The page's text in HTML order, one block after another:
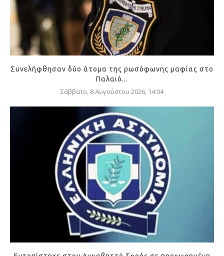
Συνελήφθησαν δύο άτομα της ρωσόφωνης μαφίας στο
Παλαιό...
Σάββατο, 8 Αυγούστου 2026, 14:04